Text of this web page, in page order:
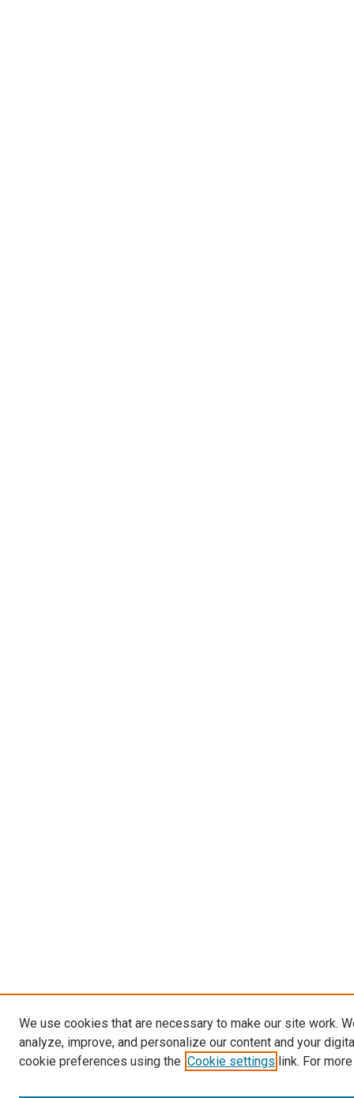
We use cookies that are necessary to make our site work.
analyze, improve, and personalize our content and your
cookie preferences using the Cookie settings link. For